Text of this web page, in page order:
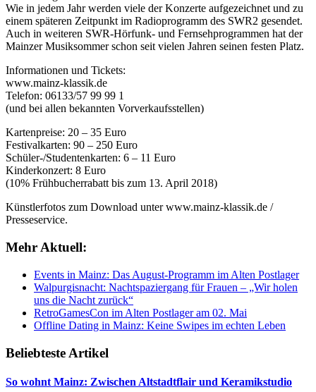
Wie in jedem Jahr werden viele der Konzerte aufgezeichnet und zu
einem späteren Zeitpunkt im Radioprogramm des SWR2 gesendet.
Auch in weiteren SWR-Hörfunk- und Fernsehprogrammen hat der
Mainzer Musiksommer schon seit vielen Jahren seinen festen Platz.
Informationen und Tickets:
www.mainz-klassik.de
Telefon: 06133/57 99 99 1
(und bei allen bekannten Vorverkaufsstellen)
Kartenpreise: 20 – 35 Euro
Festivalkarten: 90 – 250 Euro
Schüler-/Studentenkarten: 6 – 11 Euro
Kinderkonzert: 8 Euro
(10% Frühbucherrabatt bis zum 13. April 2018)
Künstlerfotos zum Download unter www.mainz-klassik.de /
Presseservice.
Mehr Aktuell:
Events in Mainz: Das August-Programm im Alten Postlager
Walpurgisnacht: Nachtspaziergang für Frauen – „Wir holen
uns die Nacht zurück“
RetroGamesCon im Alten Postlager am 02. Mai
Offline Dating in Mainz: Keine Swipes im echten Leben
Beliebteste Artikel
So wohnt Mainz: Zwischen Altstadtflair und Keramikstudio